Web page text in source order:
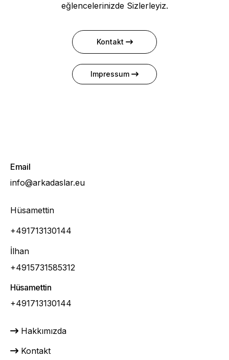
eğlencelerinizde Sizlerleyiz.
Kontakt
Impressum
Email
info@arkadaslar.eu
Hüsamettin
+491713130144
İlhan
+4915731585312
Hüsamettin
+491713130144
Hakkımızda
Kontakt